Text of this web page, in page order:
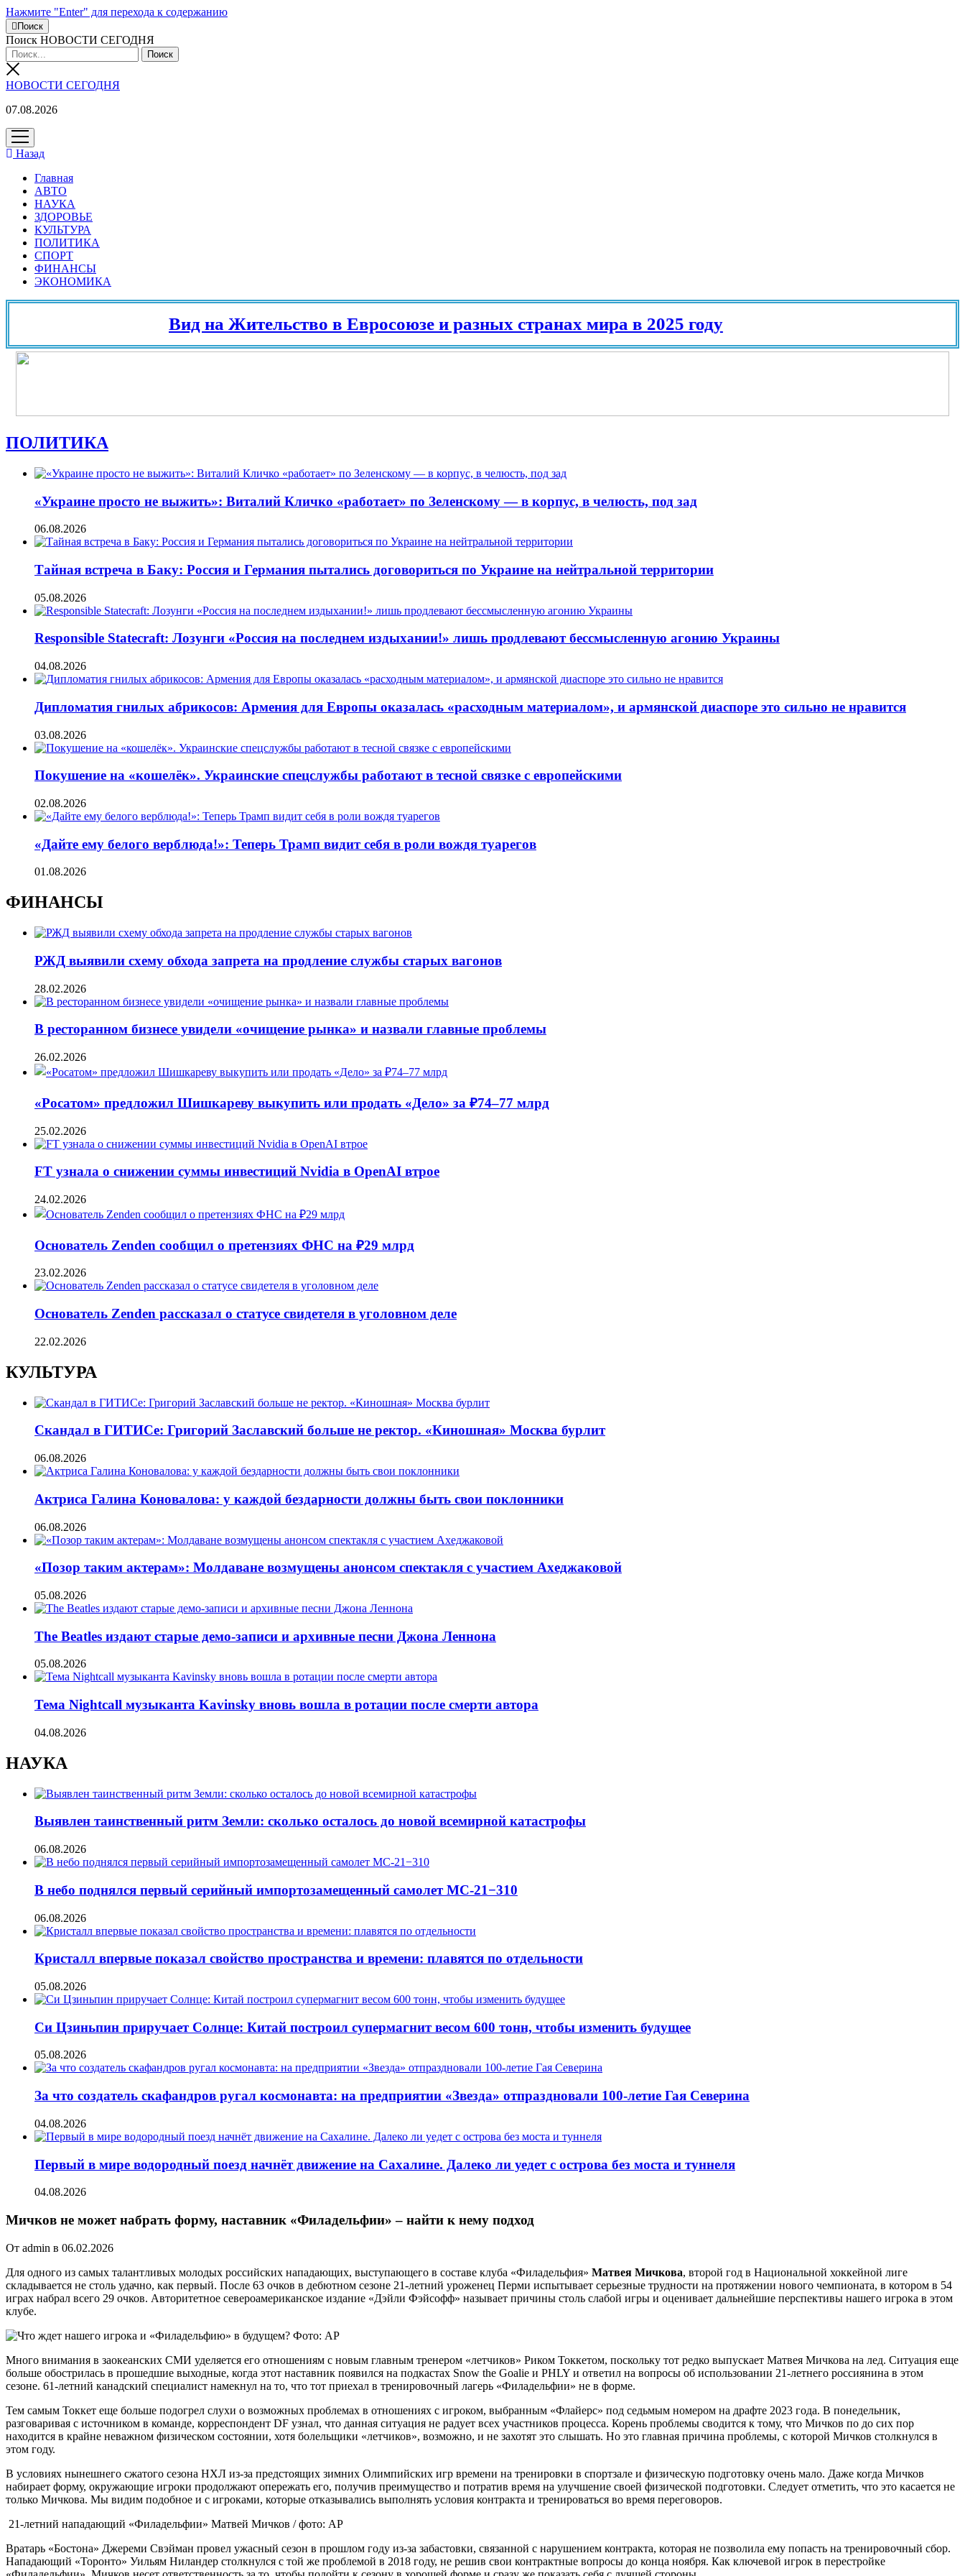
Нажмите "Enter" для перехода к содержанию
Поиск
Поиск НОВОСТИ СЕГОДНЯ
НОВОСТИ СЕГОДНЯ
07.08.2026
открыть
меню
Назад
Главная
АВТО
НАУКА
ЗДОРОВЬЕ
КУЛЬТУРА
ПОЛИТИКА
СПОРТ
ФИНАНСЫ
ЭКОНОМИКА
Вид на Жительство в Евросоюзе и разных странах мира в 2025 году
ПОЛИТИКА
«Украине просто не выжить»: Виталий Кличко «работает» по Зеленскому — в корпус, в челюсть, под зад
06.08.2026
Тайная встреча в Баку: Россия и Германия пытались договориться по Украине на нейтральной территории
05.08.2026
Responsible Statecraft: Лозунги «Россия на последнем издыхании!» лишь продлевают бессмысленную агонию Украины
04.08.2026
Дипломатия гнилых абрикосов: Армения для Европы оказалась «расходным материалом», и армянской диаспоре это сильно не нравится
03.08.2026
Покушение на «кошелёк». Украинские спецслужбы работают в тесной связке с европейскими
02.08.2026
«Дайте ему белого верблюда!»: Теперь Трамп видит себя в роли вождя туарегов
01.08.2026
ФИНАНСЫ
РЖД выявили схему обхода запрета на продление службы старых вагонов
28.02.2026
В ресторанном бизнесе увидели «очищение рынка» и назвали главные проблемы
26.02.2026
«Росатом» предложил Шишкареву выкупить или продать «Дело» за ₽74–77 млрд
25.02.2026
FT узнала о снижении суммы инвестиций Nvidia в OpenAI втрое
24.02.2026
Основатель Zenden сообщил о претензиях ФНС на ₽29 млрд
23.02.2026
Основатель Zenden рассказал о статусе свидетеля в уголовном деле
22.02.2026
КУЛЬТУРА
Скандал в ГИТИСе: Григорий Заславский больше не ректор. «Киношная» Москва бурлит
06.08.2026
Актриса Галина Коновалова: у каждой бездарности должны быть свои поклонники
06.08.2026
«Позор таким актерам»: Молдаване возмущены анонсом спектакля с участием Ахеджаковой
05.08.2026
The Beatles издают старые демо-записи и архивные песни Джона Леннона
05.08.2026
Тема Nightcall музыканта Kavinsky вновь вошла в ротации после смерти автора
04.08.2026
НАУКА
Выявлен таинственный ритм Земли: сколько осталось до новой всемирной катастрофы
06.08.2026
В небо поднялся первый серийный импортозамещенный самолет МС-21−310
06.08.2026
Кристалл впервые показал свойство пространства и времени: плавятся по отдельности
05.08.2026
Си Цзиньпин приручает Солнце: Китай построил супермагнит весом 600 тонн, чтобы изменить будущее
05.08.2026
За что создатель скафандров ругал космонавта: на предприятии «Звезда» отпраздновали 100-летие Гая Северина
04.08.2026
Первый в мире водородный поезд начнёт движение на Сахалине. Далеко ли уедет с острова без моста и туннеля
04.08.2026
Мичков не может набрать форму, наставник «Филадельфии» – найти к нему подход
От admin в 06.02.2026
Для одного из самых талантливых молодых российских нападающих, выступающего в составе клуба «Филадельфия» Матвея Мичкова, второй год в Национальной хоккейной лиге
складывается не столь удачно, как первый. После 63 очков в дебютном сезоне 21-летний уроженец Перми испытывает серьезные трудности на протяжении нового чемпионата, в котором в 54
играх набрал всего 29 очков. Авторитетное североамериканское издание «Дэйли Фэйсофф» называет причины столь слабой игры и оценивает дальнейшие перспективы нашего игрока в этом
клубе.
Фото: AP
Много внимания в заокеанских СМИ уделяется его отношениям с новым главным тренером «летчиков» Риком Токкетом, поскольку тот редко выпускает Матвея Мичкова на лед. Ситуация еще
больше обострилась в прошедшие выходные, когда этот наставник появился на подкастах Snow the Goalie и PHLY и ответил на вопросы об использовании 21-летнего россиянина в этом
сезоне. 61-летний канадский специалист намекнул на то, что тот приехал в тренировочный лагерь «Филадельфии» не в форме.
Тем самым Токкет еще больше подогрел слухи о возможных проблемах в отношениях с игроком, выбранным «Флайерс» под седьмым номером на драфте 2023 года. В понедельник,
разговаривая с источником в команде, корреспондент DF узнал, что данная ситуация не радует всех участников процесса. Корень проблемы сводится к тому, что Мичков по до сих пор
находится в крайне неважном физическом состоянии, хотя болельщики «летчиков», возможно, и не захотят это слышать. Но это главная причина проблемы, с которой Мичков столкнулся в
этом году.
В условиях нынешнего сжатого сезона НХЛ из-за предстоящих зимних Олимпийских игр времени на тренировки в спортзале и физическую подготовку очень мало. Даже когда Мичков
набирает форму, окружающие игроки продолжают опережать его, получив преимущество и потратив время на улучшение своей физической подготовки. Следует отметить, что это касается не
только Мичкова. Мы видим подобное и с игроками, которые отказывались выполнять условия контракта и тренироваться во время переговоров.
21-летний нападающий «Филадельфии» Матвей Мичков / фото: AP
Вратарь «Бостона» Джереми Свэйман провел ужасный сезон в прошлом году из-за забастовки, связанной с нарушением контракта, которая не позволила ему попасть на тренировочный сбор.
Нападающий «Торонто» Уильям Ниландер столкнулся с той же проблемой в 2018 году, не решив свои контрактные вопросы до конца ноября. Как ключевой игрок в перестройке